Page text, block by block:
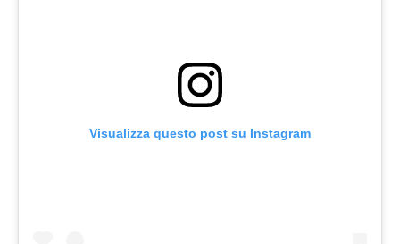
Visualizza questo post su Instagram